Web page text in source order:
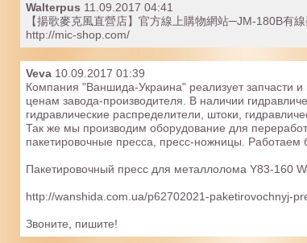
Walterpus 11.09.2017 04:41
【揚歌麥克風直營店】官方線上購物網站─JM-180B有
http://mic-shop.com/
Veva 10.09.2017 01:39
Компания "Ваншида-Украина" реализует запчасти
ценам завода-производителя. В наличии
гидравлические распределители, штоки,
Так же мы производим оборудование для
пакетировочные пресса, пресс-ножницы. Работаем
Пакетировочный пресс для металлолома Y83-160
http://wanshida.com.ua/p62702021-paketirovochnyj-
Звоните, пишите!